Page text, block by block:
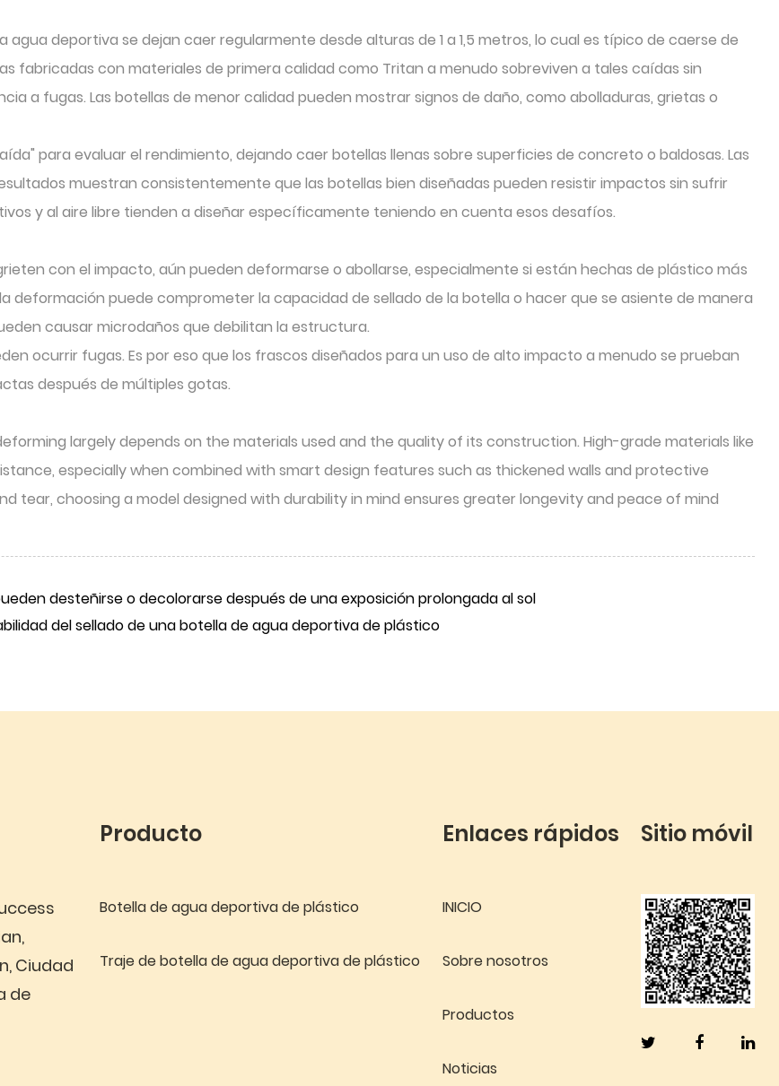
deportiva se dejan caer regularmente desde alturas de 1 a 1,5 metros, lo cual es típico de caerse de
fabricadas con materiales de primera calidad como Tritan a menudo sobreviven a tales caídas sin
a fugas. Las botellas de menor calidad pueden mostrar signos de daño, como abolladuras, grietas o
para evaluar el rendimiento, dejando caer botellas llenas sobre superficies de concreto o baldosas. Las
muestran consistentemente que las botellas bien diseñadas pueden resistir impactos sin sufrir
y al aire libre tienden a diseñar específicamente teniendo en cuenta esos desafíos.
con el impacto, aún pueden deformarse o abollarse, especialmente si están hechas de plástico más
deformación puede comprometer la capacidad de sellado de la botella o hacer que se asiente de manera
causar microdaños que debilitan la estructura.
ocurrir fugas. Es por eso que los frascos diseñados para un uso de alto impacto a menudo se prueban
después de múltiples gotas.
largely depends on the materials used and the quality of its construction. High-grade materials like
especially when combined with smart design features such as thickened walls and protective
tear, choosing a model designed with durability in mind ensures greater longevity and peace of mind
desteñirse o decolorarse después de una exposición prolongada al sol
del sellado de una botella de agua deportiva de plástico
Ciudad
de
Producto
Botella de agua deportiva de plástico
Traje de botella de agua deportiva de plástico
Enlaces rápidos
INICIO
Sobre nosotros
Productos
Noticias
Sitio móvil